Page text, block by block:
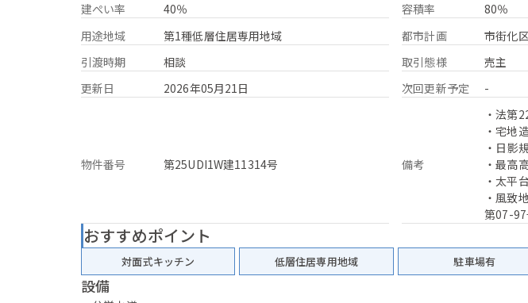
建ぺい率
40％ 容積率
80％
用途地域
第1種低層住居専用地域 都市計画
市街化
引渡時期
相談 取引態様
売主
更新日
2026年05月21日 次回更新予定 -
物件番号 第25UDI1W建11314号 備考
・法第
・宅地
・日影
・最高
・太平
・風致
第07-
おすすめポイント
対面式キッチン 低層住居専用地域 駐車場有
設備